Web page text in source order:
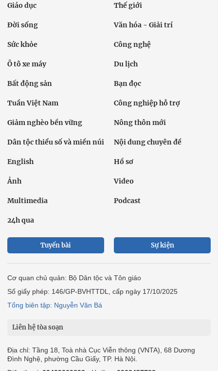
Giáo dục Thế giới
Đời sống Văn hóa - Giải trí
Sức khỏe Công nghệ
Ô tô xe máy Du lịch
Bất động sản Bạn đọc
Tuần Việt Nam Công nghiệp hỗ trợ
Giảm nghèo bền vững Nông thôn mới
Dân tộc thiểu số và miền núi Nội dung chuyên đề
English Hồ sơ
Ảnh Video
Multimedia Podcast
24h qua
Tuyến bài Sự kiện
Cơ quan chủ quản: Bộ Dân tộc và Tôn giáo
Số giấy phép: 146/GP-BVHTTDL, cấp ngày 17/10/2025
Tổng biên tập: Nguyễn Văn Bá
Liên hệ tòa soạn
Địa chỉ: Tầng 18, Toà nhà Cục Viễn thông (VNTA), 68 Dương
Đình Nghệ, phường Cầu Giấy, TP. Hà Nội.